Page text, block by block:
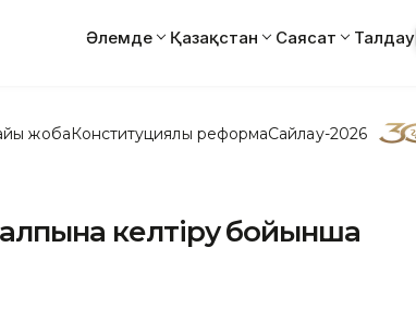
Әлемде Қазақстан Саясат Талдау
жобаКонституциялық реформаСайлау-2026
келтіру бойынша